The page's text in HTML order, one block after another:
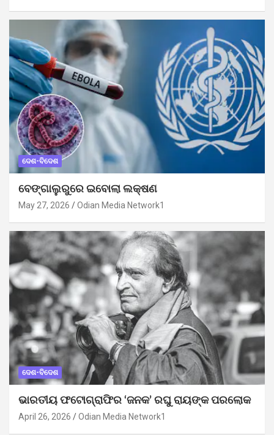
ଦେଶ-ବିଦେଶ
ବେଙ୍ଗାଲୁରୁରେ ଇବୋଲା ଲକ୍ଷଣ
May 27, 2026 Odian Media Network1
ଦେଶ-ବିଦେଶ
ଭାରତୀୟ ଫଟୋଗ୍ରାଫିର ‘ଜନକ’ ରଘୁ ରାୟଙ୍କ ପରଲୋକ
April 26, 2026 Odian Media Network1